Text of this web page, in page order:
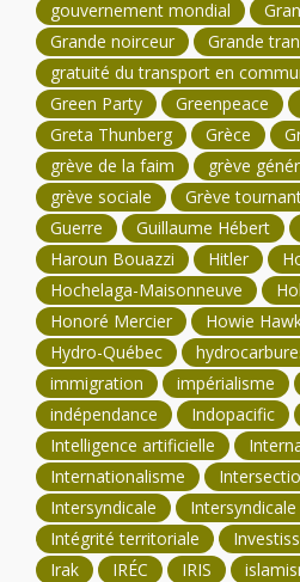
gouvernement mondial
Grande noirceur
Grande
gratuité du transport en
Green Party
Greenpeace
Greta Thunberg
Grèce
grève de la faim
grève
grève sociale
Grève
Guerre
Guillaume Hébert
Haroun Bouazzi
Hitler
Hochelaga-Maisonneuve
Honoré Mercier
Howie
Hydro-Québec
immigration
impérialisme
indépendance
Indopacific
Intelligence artificielle
Internationalisme
Intersyndicale
Intégrité territoriale
Irak
IRÉC IRIS